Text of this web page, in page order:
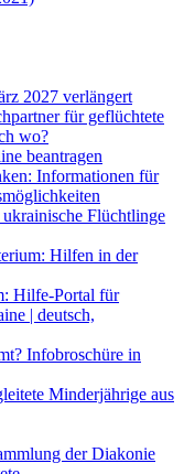
2027 verlängert
für geflüchtete
wo?
beantragen
Informationen für
Flüchtlinge
Hilfen in der
Hilfe-Portal für
| deutsch,
Infobroschüre in
Minderjährige aus
der Diakonie